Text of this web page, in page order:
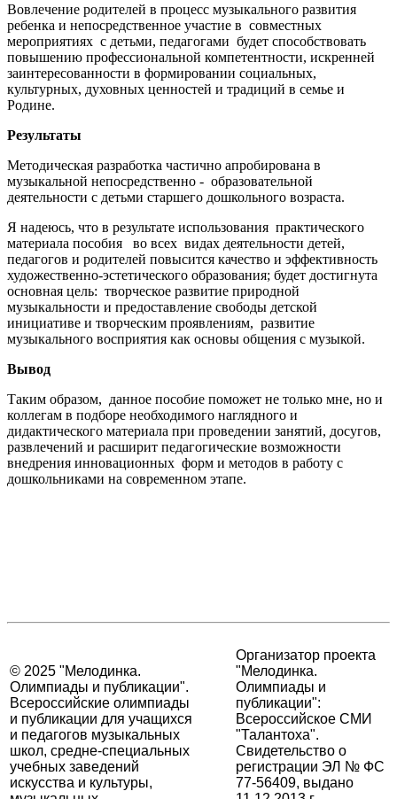
Вовлечение родителей в процесс музыкального развития
ребенка и непосредственное участие в совместных
мероприятиях с детьми, педагогами будет способствовать
повышению профессиональной компетентности, искренней
заинтересованности в формировании социальных,
культурных, духовных ценностей и традиций в семье и
Родине.
Результаты
Методическая разработка частично апробирована в
музыкальной непосредственно - образовательной
деятельности с детьми старшего дошкольного возраста.
Я надеюсь, что в результате использования практического
материала пособия во всех видах деятельности детей,
педагогов и родителей повысится качество и эффективность
художественно-эстетического образования; будет достигнута
основная цель: творческое развитие природной
музыкальности и предоставление свободы детской
инициативе и творческим проявлениям, развитие
музыкального восприятия как основы общения с музыкой.
Вывод
Таким образом, данное пособие поможет не только мне, но и
коллегам в подборе необходимого наглядного и
дидактического материала при проведении занятий, досугов,
развлечений и расширит педагогические возможности
внедрения инновационных форм и методов в работу с
дошкольниками на современном этапе.
© 2025 "Мелодинка.
Олимпиады и публикации".
Всероссийские олимпиады
и публикации для учащихся
и педагогов музыкальных
школ, средне-специальных
учебных заведений
искусства и культуры,
Организатор проекта
"Мелодинка.
Олимпиады и
публикации":
Всероссийское СМИ
"Талантоха".
Свидетельство о
регистрации ЭЛ № ФС
77-56409, выдано